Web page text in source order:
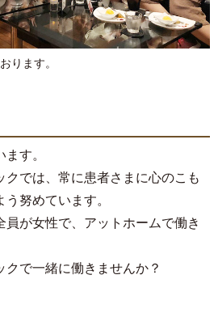
ります。
す。
クでは、常に患者さまに心のこも
努めています。
員が女性で、アットホームで働き
で一緒に働きませんか？